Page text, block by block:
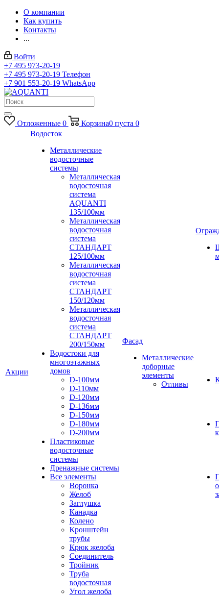
О компании
Как купить
Контакты
...
Войти
+7 495 973-20-19
+7 495 973-20-19 Телефон
+7 901 553-20-19 WhatsApp
Отложенные 0 Корзина0 пуста 0
Акции
Водосток
Металлические
водосточные
системы
Металлическая
водосточная
система
AQUANTI
135/100мм
Металлическая
водосточная
система
СТАНДАРТ
125/100мм
Металлическая
водосточная
система
СТАНДАРТ
150/120мм
Металлическая
водосточная
система
СТАНДАРТ
200/150мм
Водостоки для
многоэтажных
домов
D-100мм
D-110мм
D-120мм
D-136мм
D-150мм
D-180мм
D-200мм
Пластиковые
водосточные
системы
Дренажные системы
Все элементы
Воронка
Желоб
Заглушка
Канадка
Колено
Кронштейн
трубы
Крюк желоба
Соединитель
Тройник
Труба
водосточная
Угол желоба
Фасад
Металлические
доборные
элементы
Отливы